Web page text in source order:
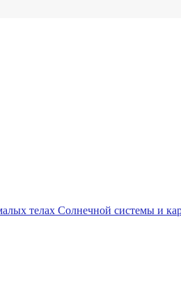
телах Солнечной системы и